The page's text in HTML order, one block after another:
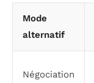
Mode
alternatif
Négociation